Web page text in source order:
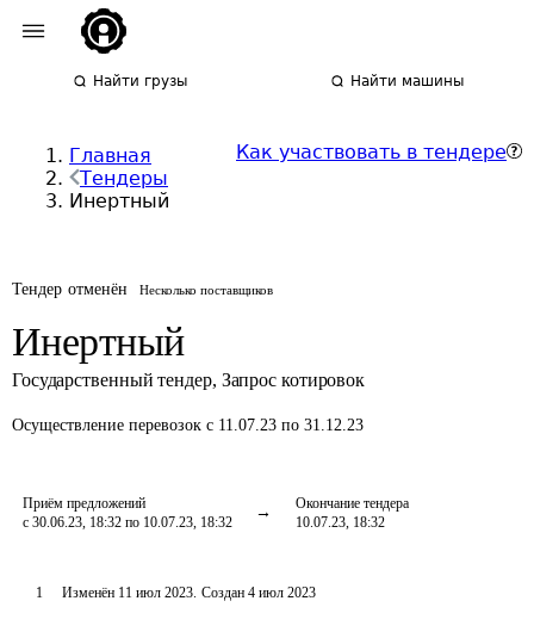
Найти грузы Найти машины
Главная
Тендеры
Инертный
Как участвовать в тендере
Тендер отменён Несколько поставщиков
Инертный
Государственный тендер, Запрос котировок
Осуществление перевозок с 11.07.23 по 31.12.23
Приём предложений
с 30.06.23, 18:32 по 10.07.23, 18:32
Окончание тендера
10.07.23, 18:32
1 Изменён 11 июл 2023. Создан 4 июл 2023